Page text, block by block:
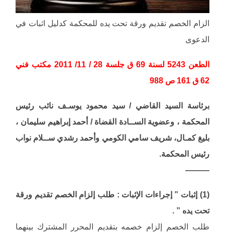
الزام الخصم تقديم ورقة تحت يده للمحكمة كدليل اثبات في
الدعوى
الطعن 5243 لسنة 69 ق جلسة 28 / 11/ 2011 مكتب فني
62 ق 161 ص 988
برئاسة السيد القاضي / سيد محمود يوسـف نائب رئيس
المحكمة ، وعضوية الســادة القضاة / أحمد إبراهيم سليمان ،
بليغ كمـال، شريف سامي الكومي وأحمد رشدي ســلام نواب
رئيس المحكمة.
———
(1) إثبات ” إجراءات الإثبات : طلب إلزام الخصم تقديم ورقة
تحت يده ” .
طلب الخصم إلزام خصمه بتقديم المحرر المشترك بينهما